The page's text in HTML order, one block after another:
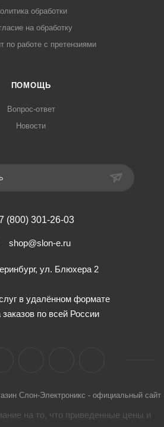
обработки
на обработку
по работе с претензиями
ПОМОЩЬ
Вопрос-ответ
Новости
(800) 301-26-03
shop@slon-e.ru
ул. Блюхера 2
в удалённом формате
заказов по всей России
Слон-Электроникс - официальный сайт
на то, что приведенные цены и